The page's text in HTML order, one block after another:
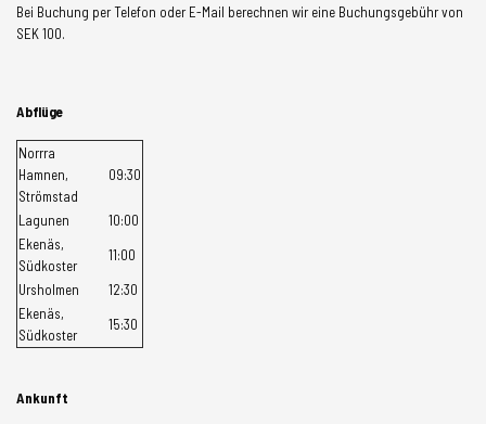
Bei Buchung per Telefon oder E-Mail berechnen wir eine Buchungsgebühr von
SEK 100.
Abflüge
Norrra
Hamnen,
Strömstad
09:30
Lagunen
10:00
Ekenäs,
Südkoster
11:00
Ursholmen
12:30
Ekenäs,
Südkoster
15:30
Ankunft